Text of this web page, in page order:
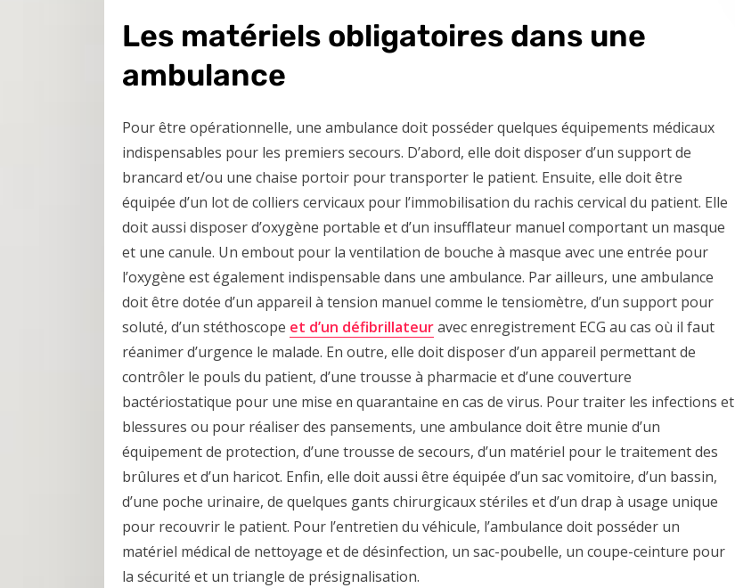
Les matériels obligatoires dans une
ambulance
Pour être opérationnelle, une ambulance doit posséder quelques équipements médicaux
indispensables pour les premiers secours. D’abord, elle doit disposer d’un support de
brancard et/ou une chaise portoir pour transporter le patient. Ensuite, elle doit être
équipée d’un lot de colliers cervicaux pour l’immobilisation du rachis cervical du patient. Elle
doit aussi disposer d’oxygène portable et d’un insufflateur manuel comportant un masque
et une canule. Un embout pour la ventilation de bouche à masque avec une entrée pour
l’oxygène est également indispensable dans une ambulance. Par ailleurs, une ambulance
doit être dotée d’un appareil à tension manuel comme le tensiomètre, d’un support pour
soluté, d’un stéthoscope et d’un défibrillateuravec enregistrement ECG au cas où il faut
réanimer d’urgence le malade. En outre, elle doit disposer d’un appareil permettant de
contrôler le pouls du patient, d’une trousse à pharmacie et d’une couverture
bactériostatique pour une mise en quarantaine en cas de virus. Pour traiter les infections et
blessures ou pour réaliser des pansements, une ambulance doit être munie d’un
équipement de protection, d’une trousse de secours, d’un matériel pour le traitement des
brûlures et d’un haricot. Enfin, elle doit aussi être équipée d’un sac vomitoire, d’un bassin,
d’une poche urinaire, de quelques gants chirurgicaux stériles et d’un drap à usage unique
pour recouvrir le patient. Pour l’entretien du véhicule, l’ambulance doit posséder un
matériel médical de nettoyage et de désinfection, un sac-poubelle, un coupe-ceinture pour
la sécurité et un triangle de présignalisation.